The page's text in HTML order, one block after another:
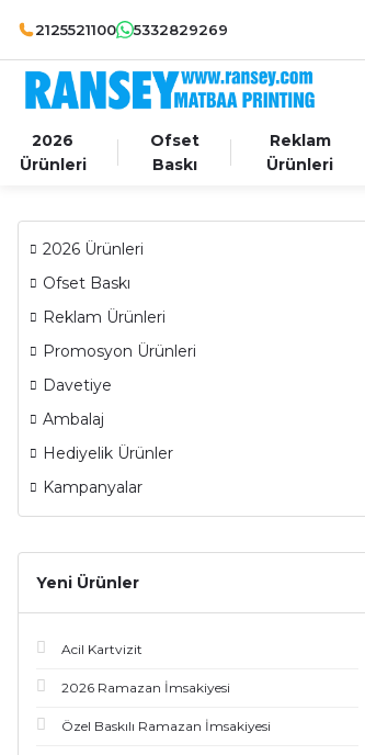
2125521100 5332829269
2026
Ürünleri
Ofset
Baskı
Reklam
Ürünleri
2026 Ürünleri
Ofset Baskı
Reklam Ürünleri
Promosyon Ürünleri
Davetiye
Ambalaj
Hediyelik Ürünler
Kampanyalar
Yeni Ürünler
Acil Kartvizit
2026 Ramazan İmsakiyesi
Özel Baskılı Ramazan İmsakiyesi